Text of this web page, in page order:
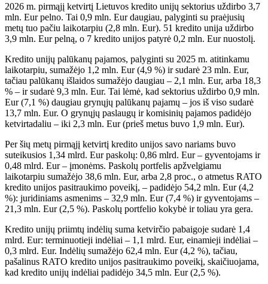
2026 m. pirmąjį ketvirtį Lietuvos kredito unijų sektorius uždirbo 3,7
mln. Eur pelno. Tai 0,9 mln. Eur daugiau, palyginti su praėjusių
metų tuo pačiu laikotarpiu (2,8 mln. Eur). 51 kredito unija uždirbo
3,9 mln. Eur pelną, o 7 kredito unijos patyrė 0,2 mln. Eur nuostolį.
Kredito unijų palūkanų pajamos, palyginti su 2025 m. atitinkamu
laikotarpiu, sumažėjo 1,2 mln. Eur (4,9 %) ir sudarė 23 mln. Eur,
tačiau palūkanų išlaidos sumažėjo daugiau – 2,1 mln. Eur, arba 18,3
% – ir sudarė 9,3 mln. Eur. Tai lėmė, kad sektorius uždirbo 0,9 mln.
Eur (7,1 %) daugiau grynųjų palūkanų pajamų – jos iš viso sudarė
13,7 mln. Eur. O grynųjų paslaugų ir komisinių pajamos padidėjo
ketvirtadaliu – iki 2,3 mln. Eur (prieš metus buvo 1,9 mln. Eur).
Per šių metų pirmąjį ketvirtį kredito unijos savo nariams buvo
suteikusios 1,34 mlrd. Eur paskolų: 0,86 mlrd. Eur – gyventojams ir
0,48 mlrd. Eur – įmonėms. Paskolų portfelis apžvelgiamu
laikotarpiu sumažėjo 38,6 mln. Eur, arba 2,8 proc., o atmetus RATO
kredito unijos pasitraukimo poveikį, – padidėjo 54,2 mln. Eur (4,2
%): juridiniams asmenims – 32,9 mln. Eur (7,4 %) ir gyventojams –
21,3 mln. Eur (2,5 %). Paskolų portfelio kokybė ir toliau yra gera.
Kredito unijų priimtų indėlių suma ketvirčio pabaigoje sudarė 1,4
mlrd. Eur: terminuotieji indėliai – 1,1 mlrd. Eur, einamieji indėliai –
0,3 mlrd. Eur. Indėlių sumažėjo 62,4 mln. Eur (4,2 %), tačiau,
pašalinus RATO kredito unijos pasitraukimo poveikį, skaičiuojama,
kad kredito unijų indėliai padidėjo 34,5 mln. Eur (2,5 %).